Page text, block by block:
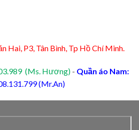
Hai, P3, Tân Bình, Tp Hồ Chí Minh.
(Ms. Hương) - Quần áo Nam:
(Mr.An)